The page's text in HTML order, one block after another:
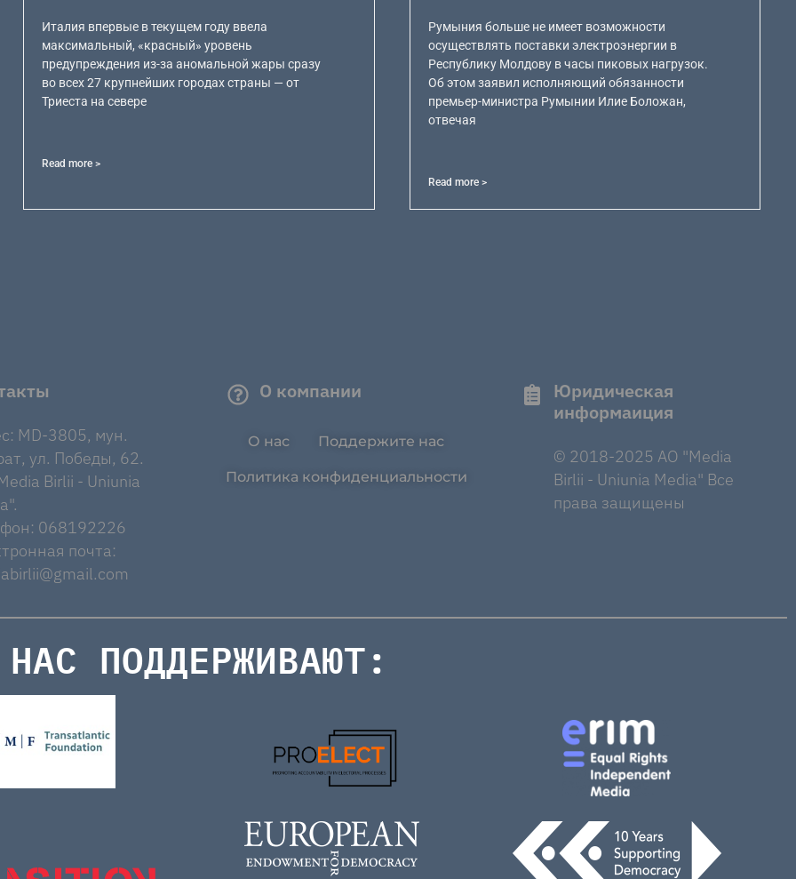
Италия впервые в текущем году ввела
максимальный, «красный» уровень
предупреждения из-за аномальной жары сразу
во всех 27 крупнейших городах страны — от
Триеста на севере
Read more >
Румыния больше не имеет возможности
осуществлять поставки электроэнергии в
Республику Молдову в часы пиковых нагрузок.
Об этом заявил исполняющий обязанности
премьер-министра Румынии Илие Боложан,
отвечая
Read more >
MD-3805, мун.
ул. Победы, 62.
Birlii - Uniunia
068192226
почта:
О компании
О нас Поддержите нас
Политика конфиденциальности
Юридическая
информаиция
© 2018-2025 AO "Media
Birlii - Uniunia Media" Все
права защищены
НАС ПОДДЕРЖИВАЮТ: